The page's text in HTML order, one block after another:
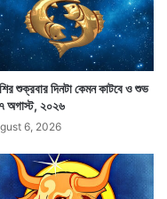
শুক্রবার দিনটা কেমন কাটবে ও শুভ
অগাস্ট, ২০২৬
6, 2026